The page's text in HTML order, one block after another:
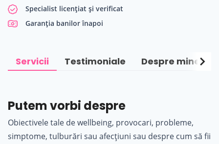
Specialist licențiat și verificat
Garanția banilor înapoi
Servicii Testimoniale Despre minechevron_right
Putem vorbi despre
Obiectivele tale de wellbeing, provocari, probleme,
simptome, tulburări sau afecțiuni sau despre cum să fii